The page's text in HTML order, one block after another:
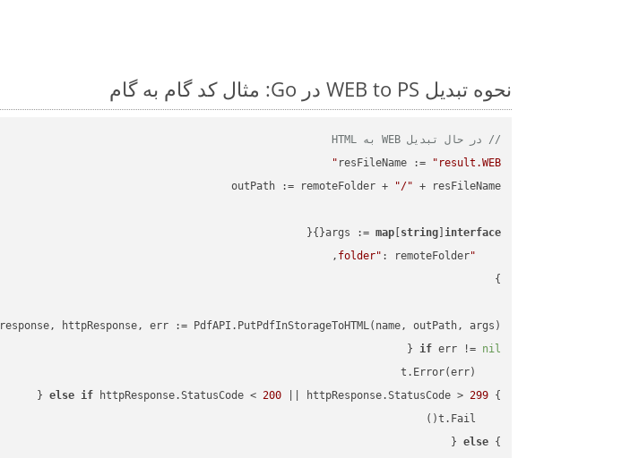
نحوه تبدیل WEB to PS در Go: مثال کد گام به گام
// در حال تبدیل WEB به HTML
resFileName :=
"result.WEB"
outPath := remoteFolder +
"/"
args := map[ string] interface
"folder"
response, httpResponse, err := PdfAPI.PutPdfInStorageToHTML(name, outPath, args)
if err != nil
}
else if httpResponse.StatusCode < 200 || httpResponse.StatusCode > 299
}
else